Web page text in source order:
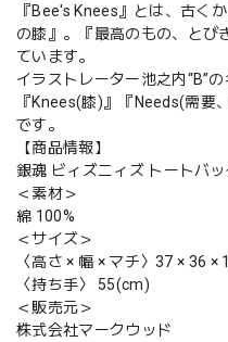
『Bee's Knees』とは、古く
の膝』。『最高のもの、とび
ています。
イラストレーター池之内“B”
『Knees(膝)』『Needs(需要
です。
【商品情報】
銀魂 ビィズニィズ トートバ
＜素材＞
綿 100%
＜サイズ＞
〈高さ × 幅 × マチ〉37 × 36 ×
〈持ち手〉 55(cm)
＜販売元＞
株式会社マークウッド